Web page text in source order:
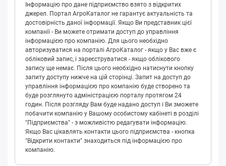
Інформацію про дане підприємство взято з відкритих
джерел. Портал АгроКаталог не гарантує актуальність та
достовірність даної інформації. Якщо Ви представник цієї
компанії - Ви можете отримати доступ до управління
інформацією про компанію. Для цього необхідно
авторизуватися на порталі АгроКаталог - якщо у Вас вже є
обліковий запис, і зареєструватися - якщо облікового
запису ще немає. Після цього необхідно натиснути кнопку
запиту доступу нижче на цій сторінці. Запит на доступ до
управління інформацією про компанію буде створено та
буде розглянуто адміністрацією порталу протягом 24
годин. Після розгляду Вам буде надано доступ і Ви зможете
побачити компанію у Вашому особистому кабінеті в розділі
"Підприємства" - з можливістю редагувати інформацію.
Якщо Вас цікавлять контакти цього підприємства - кнопка
"Відкрити контакти" знаходиться під інформацією про
компанію.